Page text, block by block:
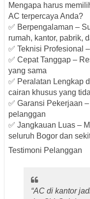
Mengapa harus
AC terpercaya Anda?
✅ Berpengalaman –
rumah, kantor, pabrik,
✅ Teknisi Profesional
✅ Cepat Tanggap –
yang sama
✅ Peralatan Lengkap
cairan khusus yang
✅ Garansi Pekerjaan
pelanggan
✅ Jangkauan Luas –
seluruh Bogor dan
Testimoni Pelanggan
“AC di kantor